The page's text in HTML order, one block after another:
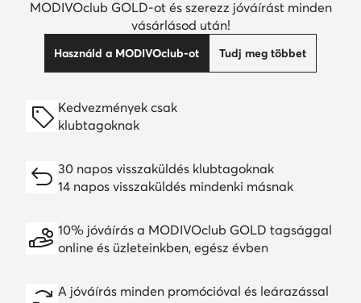
MODIVOclub GOLD-ot és szerezz jóváírást minden
vásárlásod után!
Használd a MODIVOclub-ot Tudj meg többet
Kedvezmények csak
klubtagoknak
30 napos visszaküldés klubtagoknak
14 napos visszaküldés mindenki másnak
10% jóváírás a MODIVOclub GOLD tagsággal
online és üzleteinkben, egész évben
A jóváírás minden promócióval és leárazással